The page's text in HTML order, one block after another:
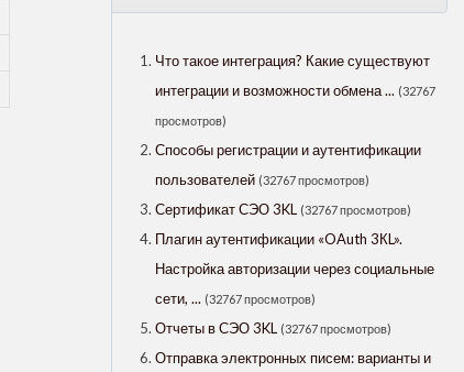
Что такое интеграция? Какие существуют
интеграции и возможности обмена ... (32767
просмотров)
Способы регистрации и аутентификации
пользователей (32767 просмотров)
Сертификат СЭО 3KL (32767 просмотров)
Плагин аутентификации «OAuth 3КL».
Настройка авторизации через социальные
сети, ... (32767 просмотров)
Отчеты в СЭО 3KL (32767 просмотров)
Отправка электронных писем: варианты и